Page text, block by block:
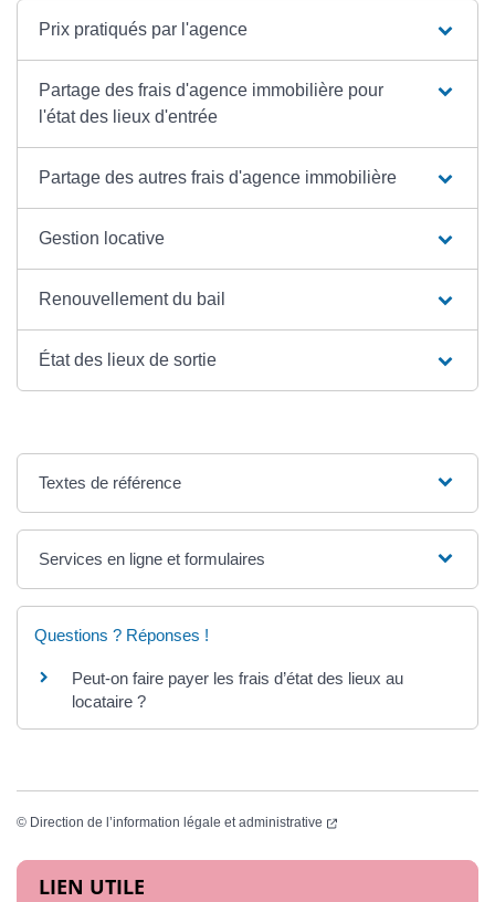
Prix pratiqués par l'agence
Partage des frais d'agence immobilière pour
l'état des lieux d'entrée
Partage des autres frais d'agence immobilière
Gestion locative
Renouvellement du bail
État des lieux de sortie
Textes de référence
Services en ligne et formulaires
Questions ? Réponses !
Peut-on faire payer les frais d’état des lieux au
locataire ?
© Direction de l’information légale et administrative (ouverture dans un
Informations complémentaires
LIEN UTILE